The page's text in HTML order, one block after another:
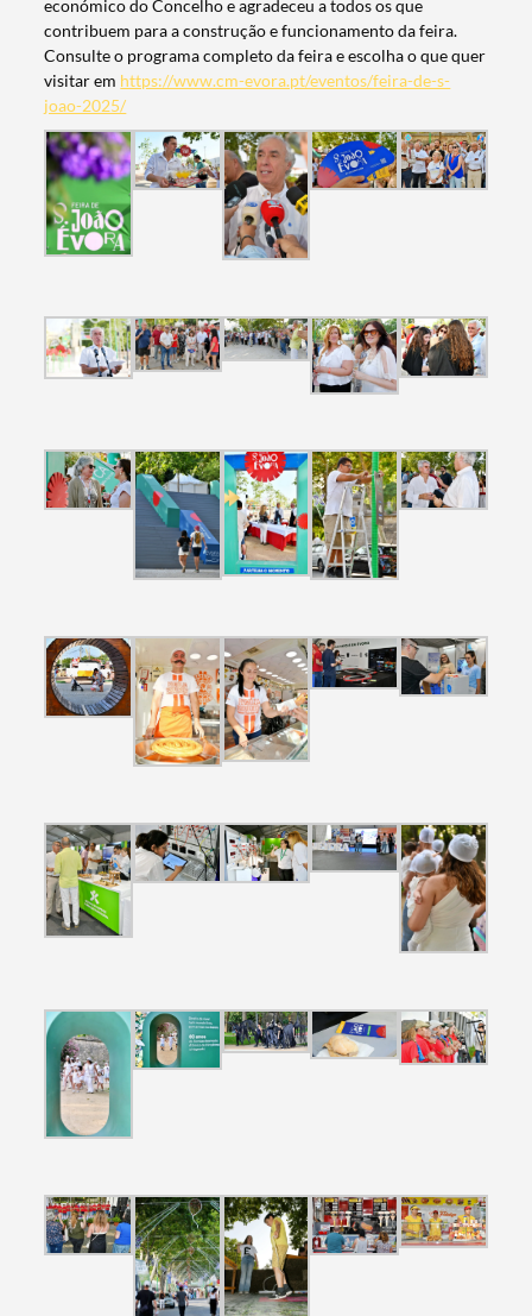
Termo de Pesquisa
Categorias gerais
Filtros
económico do Concelho e agradeceu a todos os que
contribuem para a construção e funcionamento da feira.
Consulte o programa completo da feira e escolha o que quer
visitar em https://www.cm-evora.pt/eventos/feira-de-s-
joao-2025/